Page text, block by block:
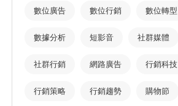
數位廣告 數位行銷 數位轉型
數據分析 短影音 社群媒體
社群行銷 網路廣告 行銷科技
行銷策略 行銷趨勢 購物節